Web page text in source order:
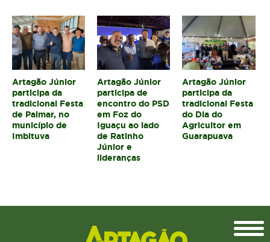
Artagão Júnior
participa da
tradicional Festa
de Palmar, no
município de
Imbituva
Artagão Júnior
participa de
encontro do PSD
em Foz do
Iguaçu ao lado
de Ratinho
Júnior e
lideranças
Artagão Júnior
participa da
tradicional Festa
do Dia do
Agricultor em
Guarapuava